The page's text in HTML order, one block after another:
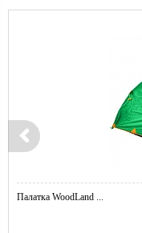
Палатка WoodLand ...